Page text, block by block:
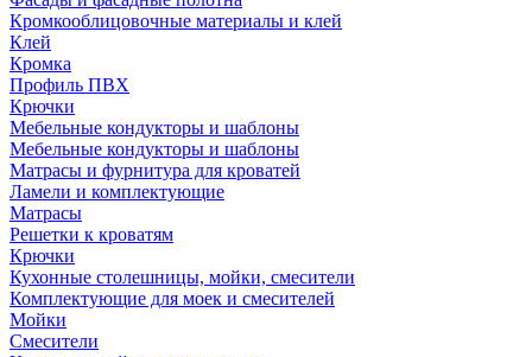
Кромкооблицовочные материалы и клей
Клей
Кромка
Профиль ПВХ
Крючки
Мебельные кондукторы и шаблоны
Мебельные кондукторы и шаблоны
Матрасы и фурнитура для кроватей
Ламели и комплектующие
Матрасы
Решетки к кроватям
Крючки
Кухонные столешницы, мойки, смесители
Комплектующие для моек и смесителей
Мойки
Смесители